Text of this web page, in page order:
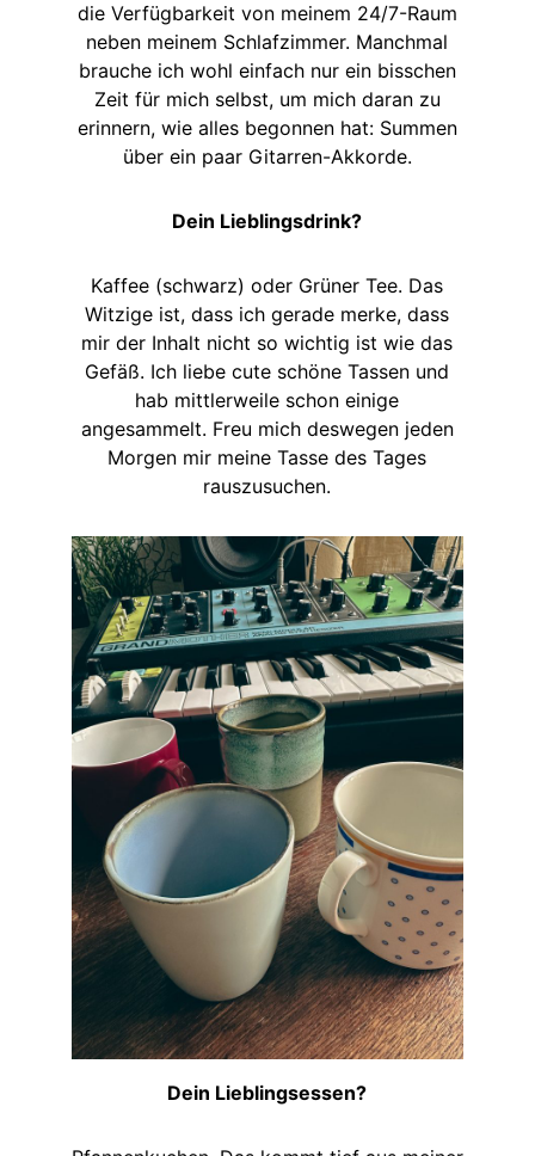
die Verfügbarkeit von meinem 24/7-Raum
neben meinem Schlafzimmer. Manchmal
brauche ich wohl einfach nur ein bisschen
Zeit für mich selbst, um mich daran zu
erinnern, wie alles begonnen hat: Summen
über ein paar Gitarren-Akkorde.
Dein Lieblingsdrink?
Kaffee (schwarz) oder Grüner Tee. Das
Witzige ist, dass ich gerade merke, dass
mir der Inhalt nicht so wichtig ist wie das
Gefäß. Ich liebe cute schöne Tassen und
hab mittlerweile schon einige
angesammelt. Freu mich deswegen jeden
Morgen mir meine Tasse des Tages
rauszusuchen.
Dein Lieblingsessen?